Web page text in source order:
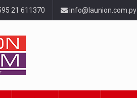
21 611370 info@launion.com.py